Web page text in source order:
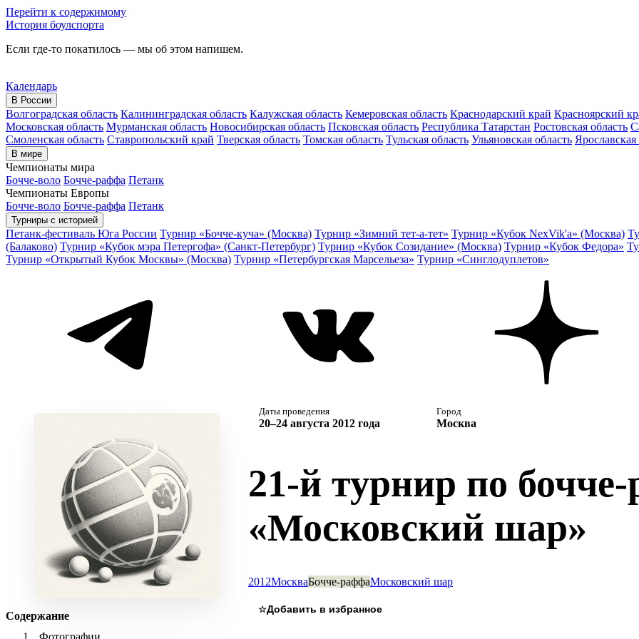
Перейти к содержимому
История боулспорта
Если где-то покатилось — мы об этом напишем.
Календарь
В России
Волгоградская область Калининградская область Калужская область Кемеровская область Краснодарский край Красноярский
Московская область Мурманская область Новосибирская область Псковская область Республика Татарстан Ростовская область
Смоленская область Ставропольский край Тверская область Томская область Тульская область Ульяновская область Ярославская
В мире
Чемпионаты мира
Бочче-воло Бочче-раффа Петанк
Чемпионаты Европы
Бочче-воло Бочче-раффа Петанк
Турниры с историей
Петанк-фестиваль Юга России Турнир «Бочче-куча» (Москва) Турнир «Зимний тет-а-тет» Турнир «Кубок NexVik'a» (Москва)
(Балаково) Турнир «Кубок мэра Петергофа» (Санкт-Петербург) Турнир «Кубок Созидание» (Москва) Турнир «Кубок Федора»
Турнир «Открытый Кубок Москвы» (Москва) Турнир «Петербургская Марсельеза» Турнир «Синглодуплетов»
Содержание
Фотографии
Даты проведения
20–24 августа 2012 года
Город
Москва
21-й турнир по
«Московский шар»
2012МоскваБочче-раффаМосковский шар
☆